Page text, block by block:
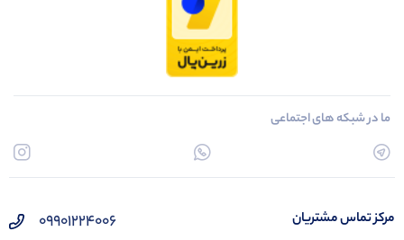
ما در شبکه های اجتماعی
مرکز تماس مشتریان 09901224006